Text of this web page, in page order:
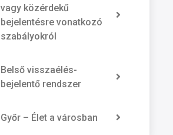
vagy közérdekű
bejelentésre vonatkozó
szabályokról
Belső visszaélés-
bejelentő rendszer
Győr – Élet a városban